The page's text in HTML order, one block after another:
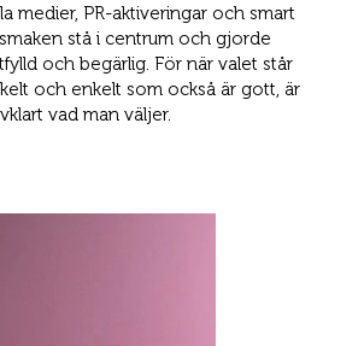
medier, PR-aktiveringar och smart
stå i centrum och gjorde
och begärlig. För när valet står
och enkelt som också är gott, är
vad man väljer.